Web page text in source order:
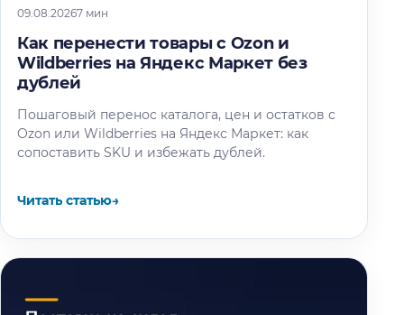
09.08.20267 мин
Как перенести товары с Ozon и
Wildberries на Яндекс Маркет без
дублей
Пошаговый перенос каталога, цен и остатков с
Ozon или Wildberries на Яндекс Маркет: как
сопоставить SKU и избежать дублей.
Читать статью→